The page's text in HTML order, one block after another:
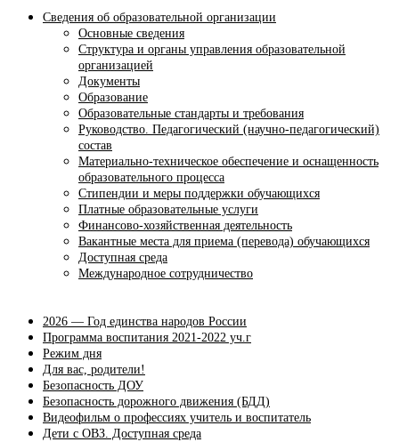
Сведения об образовательной организации
Основные сведения
Структура и органы управления образовательной
организацией
Документы
Образование
Образовательные стандарты и требования
Руководство. Педагогический (научно-педагогический)
состав
Материально-техническое обеспечение и оснащенность
образовательного процесса
Стипендии и меры поддержки обучающихся
Платные образовательные услуги
Финансово-хозяйственная деятельность
Вакантные места для приема (перевода) обучающихся
Доступная среда
Международное сотрудничество
2026 — Год единства народов России
Программа воспитания 2021-2022 уч.г
Режим дня
Для вас, родители!
Безопасность ДОУ
Безопасность дорожного движения (БДД)
Видеофильм о профессиях учитель и воспитатель
Дети с ОВЗ. Доступная среда